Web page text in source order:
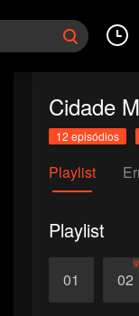
Cidade
12 episódios
Playlist
Playlist
01 02